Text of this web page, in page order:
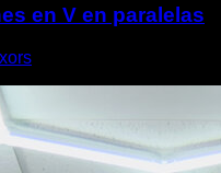
en V en paralelas